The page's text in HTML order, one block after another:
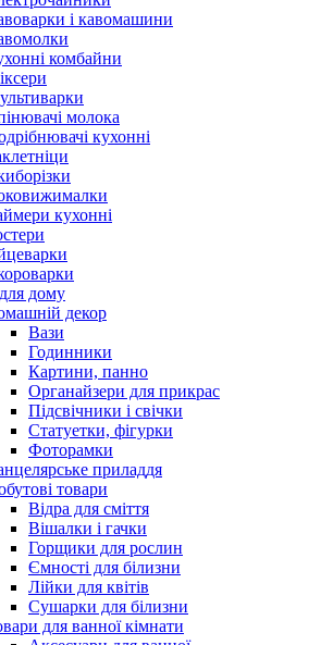
і кавомашини
комбайни
молока
кухонні
кухонні
дому
декор
Вази
Годинники
Картини, панно
Органайзери для прикрас
Підсвічники і свічки
Статуетки, фігурки
Фоторамки
приладдя
товари
Відра для сміття
Вішалки і гачки
Горщики для рослин
Ємності для білизни
Лійки для квітів
Сушарки для білизни
для ванної кімнати